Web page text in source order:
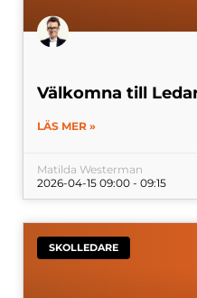
Välkomna till
LÄS MER »
Matilda Westerman
2026-04-15 09:00 - 09:15
SKOLLEDARE